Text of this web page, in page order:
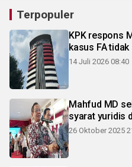
Terpopuler
KPK respons
kasus FA
14 Juli 2026 08:40
Mahfud MD
syarat yuridis
26 Oktober 2025